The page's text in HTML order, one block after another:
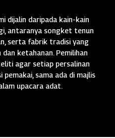
dijalin daripada kain-kain
antaranya songket tenun
serta fabrik tradisi yang
ketahanan. Pemilihan
agar setiap persalinan
sama ada di majlis
upacara adat.